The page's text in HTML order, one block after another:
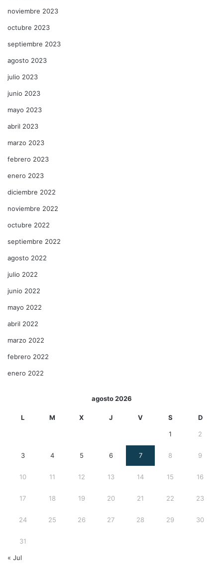
noviembre 2023
octubre 2023
septiembre 2023
agosto 2023
julio 2023
junio 2023
mayo 2023
abril 2023
marzo 2023
febrero 2023
enero 2023
diciembre 2022
noviembre 2022
octubre 2022
septiembre 2022
agosto 2022
julio 2022
junio 2022
mayo 2022
abril 2022
marzo 2022
febrero 2022
enero 2022
agosto 2026
L M X J V S D
1 2
3 4 5 6 7 8 9
10 11 12 13 14 15 16
17 18 19 20 21 22 23
24 25 26 27 28 29 30
31
« Jul